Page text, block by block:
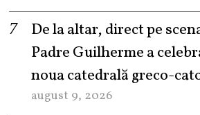
De la altar, direct pe
Padre Guilherme a
noua catedrală greco-
august 9, 2026